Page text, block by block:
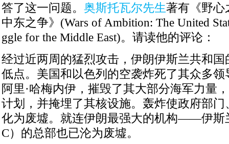
答了这一问题。 奥斯托瓦尔先生著有《野心
中东之争》 (Wars of Ambition: The United
ggle for the Middle East)。请读他的评论：
经过近两周的猛烈攻击，伊朗伊斯兰共和
低点。美国和以色列的空袭炸死了其众多
阿里·哈梅内伊，摧毁了其大部分海军力量
计划，并掩埋了其核设施。轰炸使政府部
化为废墟。就连伊朗最强大的机构——伊斯
C）的总部也已沦为废墟。